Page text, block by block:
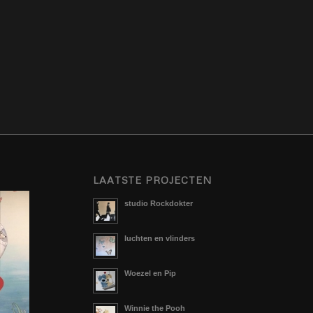
LAATSTE PROJECTEN
studio Rockdokter
luchten en vlinders
Woezel en Pip
Winnie the Pooh